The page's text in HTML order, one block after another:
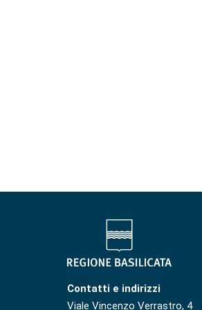
Contatti e indirizzi
Viale Vincenzo Verrastro, 4